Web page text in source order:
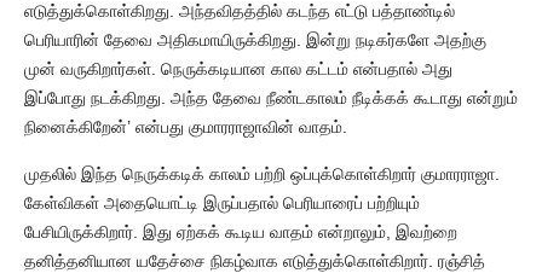
எடுத்துக்கொள்கிறது. அந்தவிதத்தில் கடந்த எட்டு பத்தாண்டில்
பெரியாரின் தேவை அதிகமாயிருக்கிறது. இன்று நடிகர்களே அதற்கு
முன் வருகிறார்கள். நெருக்கடியான கால கட்டம் என்பதால் அது
இப்போது நடக்கிறது. அந்த தேவை நீண்டகாலம் நீடிக்கக் கூடாது என்றும்
நினைக்கிறேன்’ என்பது குமாரராஜாவின் வாதம்.
முதலில் இந்த நெருக்கடிக் காலம் பற்றி ஒப்புக்கொள்கிறார் குமாரராஜா.
கேள்விகள் அதையொட்டி இருப்பதால் பெரியாரைப் பற்றியும்
பேசியிருக்கிறார். இது ஏற்கக் கூடிய வாதம் என்றாலும், இவற்றை
தனித்தனியான யதேச்சை நிகழ்வாக எடுத்துக்கொள்கிறார். ரஞ்சித்